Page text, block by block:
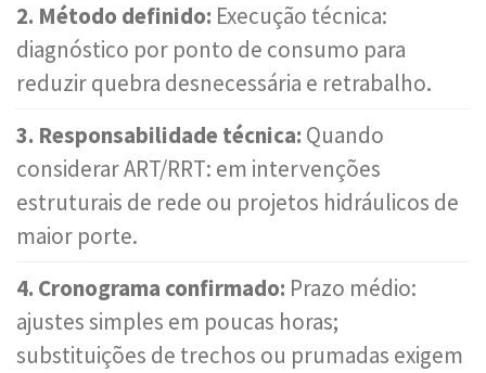
2. Método definido: Execução técnica:
diagnóstico por ponto de consumo para
reduzir quebra desnecessária e retrabalho.
3. Responsabilidade técnica: Quando
considerar ART/RRT: em intervenções
estruturais de rede ou projetos hidráulicos de
maior porte.
4. Cronograma confirmado: Prazo médio:
ajustes simples em poucas horas;
substituições de trechos ou prumadas exigem